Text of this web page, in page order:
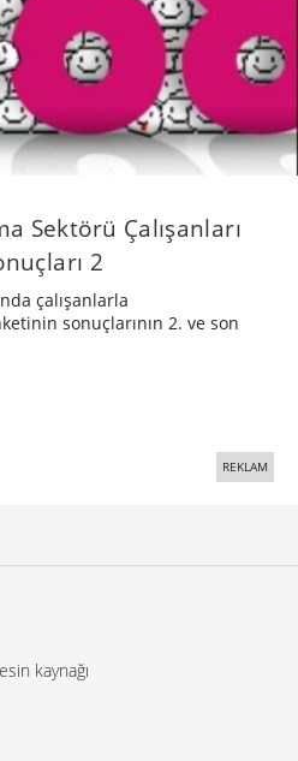
Sektörü Çalışanları
2
çalışanlarla
sonuçlarının 2. ve son
REKLAM
kaynağı